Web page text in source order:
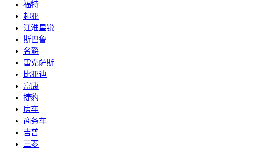
福特
起亚
江淮星锐
斯巴鲁
名爵
雷克萨斯
比亚迪
富康
捷豹
房车
商务车
吉普
三菱